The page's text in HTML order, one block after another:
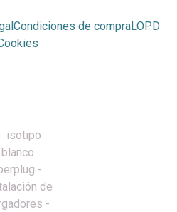
Condiciones de compraLOPD